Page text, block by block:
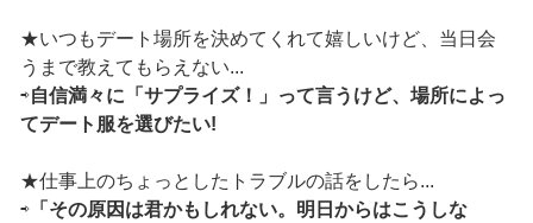
★いつもデート場所を決めてくれて嬉しいけど、当日会
うまで教えてもらえない...
⇨自信満々に「サプライズ！」って言うけど、場所によっ
てデート服を選びたい!
★仕事上のちょっとしたトラブルの話をしたら...
⇨「その原因は君かもしれない。明日からはこうしな